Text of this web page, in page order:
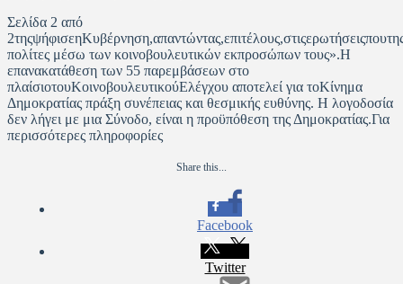
Σελίδα 2 από
πολίτες μέσω των κοινοβουλευτικών εκπροσώπων τους».Η
επανακατάθεση των 55 παρεμβάσεων στο
πλαίσιοτουΚοινοβουλευτικούΕλέγχου αποτελεί για τοΚίνημα
Δημοκρατίας πράξη συνέπειας και θεσμικής ευθύνης. Η λογοδοσία
δεν λήγει με μια Σύνοδο, είναι η προϋπόθεση της Δημοκρατίας.Για
περισσότερες πληροφορίες
Share this...
Facebook
Twitter